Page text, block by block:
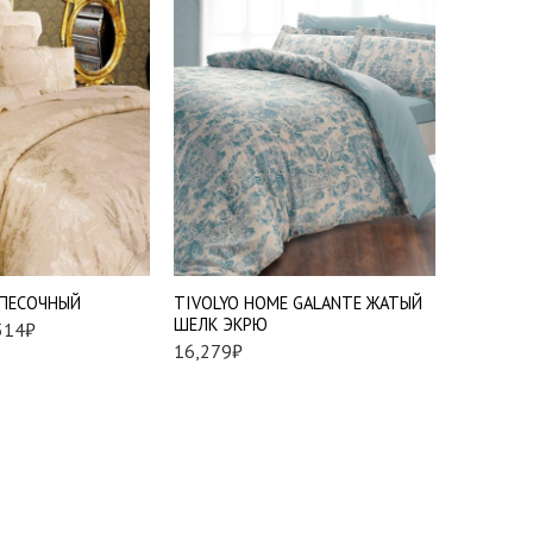
ПЕСОЧНЫЙ
₽
см -
см -
TIVOLYO HOME GALANTE ЖАТЫЙ
ШЕЛК ЭКРЮ
16,279₽